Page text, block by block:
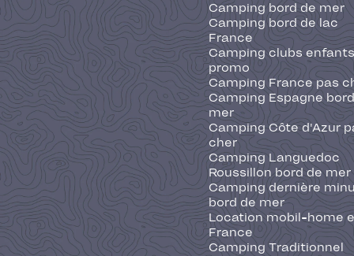
Camping bord de mer
Camping bord de lac
France
Camping clubs
promo
Camping France pas
Camping Espagne
mer
Camping Côte d'Azur
cher
Camping Languedoc
Roussillon bord de mer
Camping dernière
bord de mer
Location mobil-home
France
Camping Traditionnel